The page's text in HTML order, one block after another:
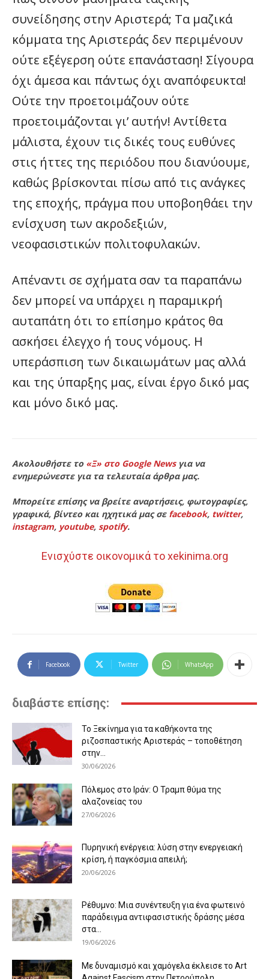
συνείδησης στην Αριστερά; Τα μαζικά
κόμματα της Αριστεράς δεν περιμένουν
ούτε εξέγερση ούτε επανάσταση! Σίγουρα
όχι άμεσα και πάντως όχι αναπόφευκτα!
Ούτε την προετοιμάζουν ούτε
προετοιμάζονται γι’ αυτήν! Αντίθετα
μάλιστα, έχουν τις δικές τους ευθύνες
στις ήττες της περιόδου που διανύουμε,
καθώς βρίσκονται πίσω από τις ανάγκες
της εποχής, πράγμα που υποβοηθάει την
ενίσχυση των ακροδεξιών,
νεοφασιστικών πολιτοφυλακών.
Απέναντι σε σχήματα σαν τα παραπάνω
δεν μπορεί να υπάρχει η παραμικρή
αυταπάτη ότι το επίσημο κράτος θα
ασκήσει έλεγχο ή τους νόμους. Η
υπεράσπιση των δικαιωμάτων μας αλλά
και της ύπαρξης μας, είναι έργο δικό μας
και μόνο δικό μας.
Ακολουθήστε το «Ξ» στο Google Newsγια να
ενημερώνεστε για τα τελευταία άρθρα μας.
Μπορείτε επίσης να βρείτε αναρτήσεις, φωτογραφίες,
γραφικά, βίντεο και ηχητικά μας σε facebook, twitter,
instagram, youtube, spotify.
Ενισχύστε οικονομικά το xekinima.org
Facebook Twitter WhatsApp
διαβάστε επίσης:
Το Ξεκίνημα για τα καθήκοντα της
ριζοσπαστικής Αριστεράς – τοποθέτηση
στην...
30/06/2026
Πόλεμος στο Ιράν: Ο Τραμπ θύμα της
αλαζονείας του
27/06/2026
Πυρηνική ενέργεια: λύση στην ενεργειακή
κρίση, ή παγκόσμια απειλή;
20/06/2026
Ρέθυμνο: Μια συνέντευξη για ένα φωτεινό
παράδειγμα αντιφασιστικής δράσης μέσα
στα...
19/06/2026
Με δυναμισμό και χαμόγελα έκλεισε το Art